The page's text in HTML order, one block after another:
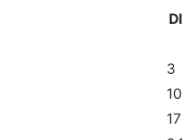
Dl
3
10
17